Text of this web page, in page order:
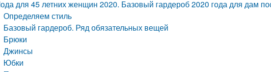
для 45 летних женщин 2020. Базовый гардероб 2020 года для дам
Определяем стиль
Базовый гардероб. Ряд обязательных вещей
Брюки
Джинсы
Юбки